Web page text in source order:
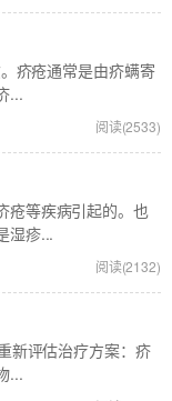
疥疮通常是由疥螨寄
...
阅读(2533)
疮等疾病引起的。也
湿疹...
阅读(2132)
...